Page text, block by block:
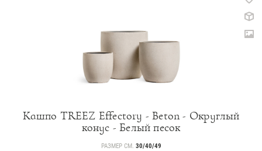
Кашпо TREEZ Effectory - Beton - Округлый
конус - Белый песок
РАЗМЕР СМ. 30/40/49